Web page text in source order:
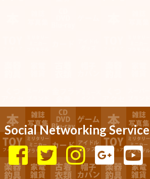
Social Networking Service